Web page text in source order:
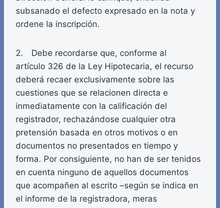
subsanado el defecto expresado en la nota y
ordene la inscripción.
2. Debe recordarse que, conforme al
artículo 326 de la Ley Hipotecaria, el recurso
deberá recaer exclusivamente sobre las
cuestiones que se relacionen directa e
inmediatamente con la calificación del
registrador, rechazándose cualquier otra
pretensión basada en otros motivos o en
documentos no presentados en tiempo y
forma. Por consiguiente, no han de ser tenidos
en cuenta ninguno de aquellos documentos
que acompañen al escrito –según se indica en
el informe de la registradora, meras